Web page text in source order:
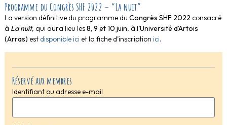
Réservé aux membres
Identifiant ou adresse e-mail
Programme du Congrès SHF 2022 – “La nuit”
La version définitive du programme du Congrès SHF 2022 consacré
à La nuit, qui aura lieu les8, 9 et 10 juin, à l’Université d’Artois
(Arras) est disponible ici et la fiche d’inscription ici.